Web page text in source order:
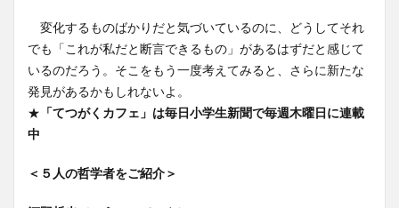
変化するものばかりだと気づいているのに、どうしてそれ
でも「これが私だと断言できるもの」があるはずだと感じて
いるのだろう。そこをもう一度考えてみると、さらに新たな
発見があるかもしれないよ。
★ 「てつがくカフェ」は毎日小学生新聞で毎週木曜日に連載
中
＜５人の哲学者をご紹介＞